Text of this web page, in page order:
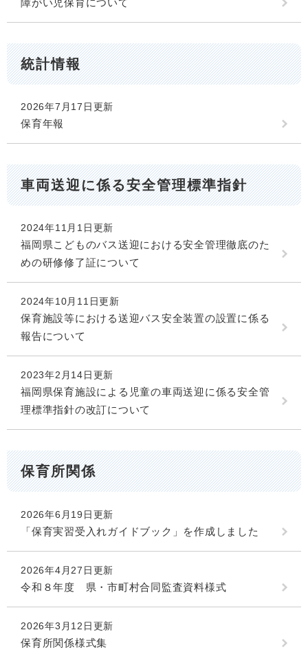
統計情報
2026年7月17日更新
保育年報
車両送迎に係る安全管理標準指針
2024年11月1日更新
福岡県こどものバス送迎における安全管理徹底のた
めの研修修了証について
2024年10月11日更新
保育施設等における送迎バス安全装置の設置に係る
報告について
2023年2月14日更新
福岡県保育施設による児童の車両送迎に係る安全管
理標準指針の改訂について
保育所関係
2026年6月19日更新
「保育実習受入れガイドブック」を作成しました
2026年4月27日更新
令和８年度 県・市町村合同監査資料様式
2026年3月12日更新
保育所関係様式集